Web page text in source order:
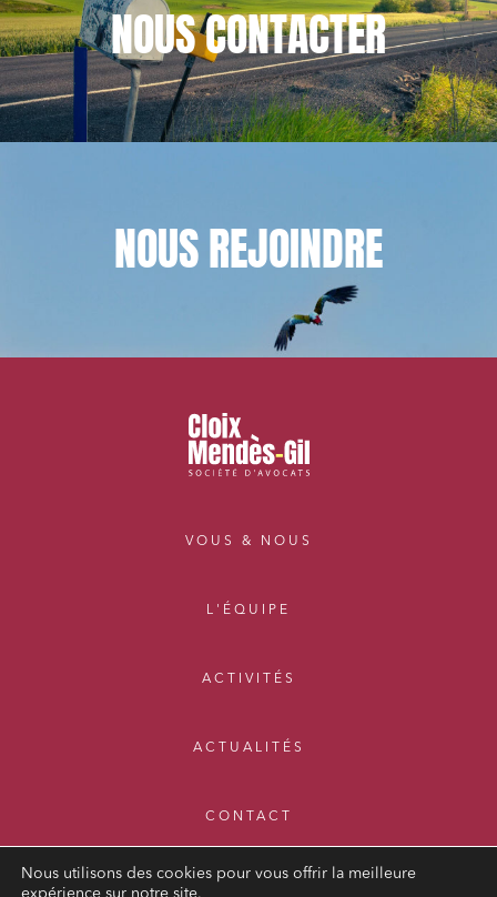
NOUSCONTACTER
NOUSREJOINDRE
VOUS & NOUS
L'ÉQUIPE
ACTIVITÉS
ACTUALITÉS
CONTACT
Nous utilisons des cookies pour vous offrir la meilleure
expérience sur notre site.